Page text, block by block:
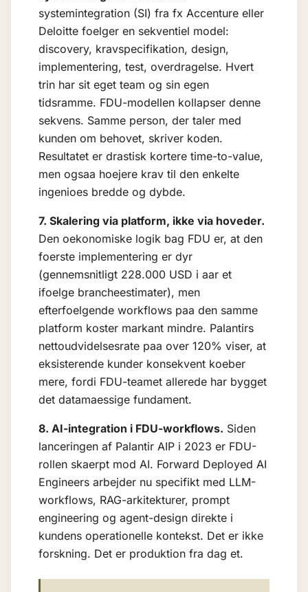
systemintegration (SI) fra fx Accenture eller
Deloitte foelger en sekventiel model:
discovery, kravspecifikation, design,
implementering, test, overdragelse. Hvert
trin har sit eget team og sin egen
tidsramme. FDU-modellen kollapser denne
sekvens. Samme person, der taler med
kunden om behovet, skriver koden.
Resultatet er drastisk kortere time-to-value,
men ogsaa hoejere krav til den enkelte
ingenioes bredde og dybde.
7. Skalering via platform, ikke via hoveder.
Den oekonomiske logik bag FDU er, at den
foerste implementering er dyr
(gennemsnitligt 228.000 USD i aar et
ifoelge brancheestimater), men
efterfoelgende workflows paa den samme
platform koster markant mindre. Palantirs
nettoudvidelsesrate paa over 120% viser, at
eksisterende kunder konsekvent koeber
mere, fordi FDU-teamet allerede har bygget
det datamaessige fundament.
8. AI-integration i FDU-workflows. Siden
lanceringen af Palantir AIP i 2023 er FDU-
rollen skaerpt mod AI. Forward Deployed AI
Engineers arbejder nu specifikt med LLM-
workflows, RAG-arkitekturer, prompt
engineering og agent-design direkte i
kundens operationelle kontekst. Det er ikke
forskning. Det er produktion fra dag et.